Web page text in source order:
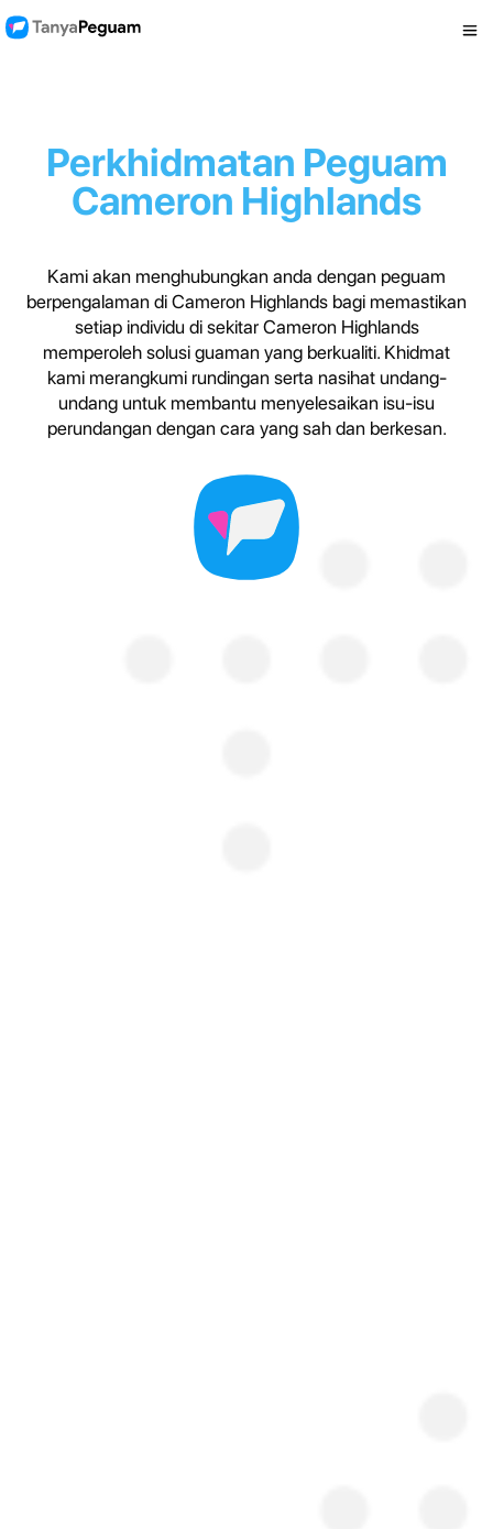
Perkhidmatan Peguam
Cameron Highlands
Kami akan menghubungkan anda dengan peguam
berpengalaman di Cameron Highlands bagi memastikan
setiap individu di sekitar Cameron Highlands
memperoleh solusi guaman yang berkualiti. Khidmat
kami merangkumi rundingan serta nasihat undang-
undang untuk membantu menyelesaikan isu-isu
perundangan dengan cara yang sah dan berkesan.